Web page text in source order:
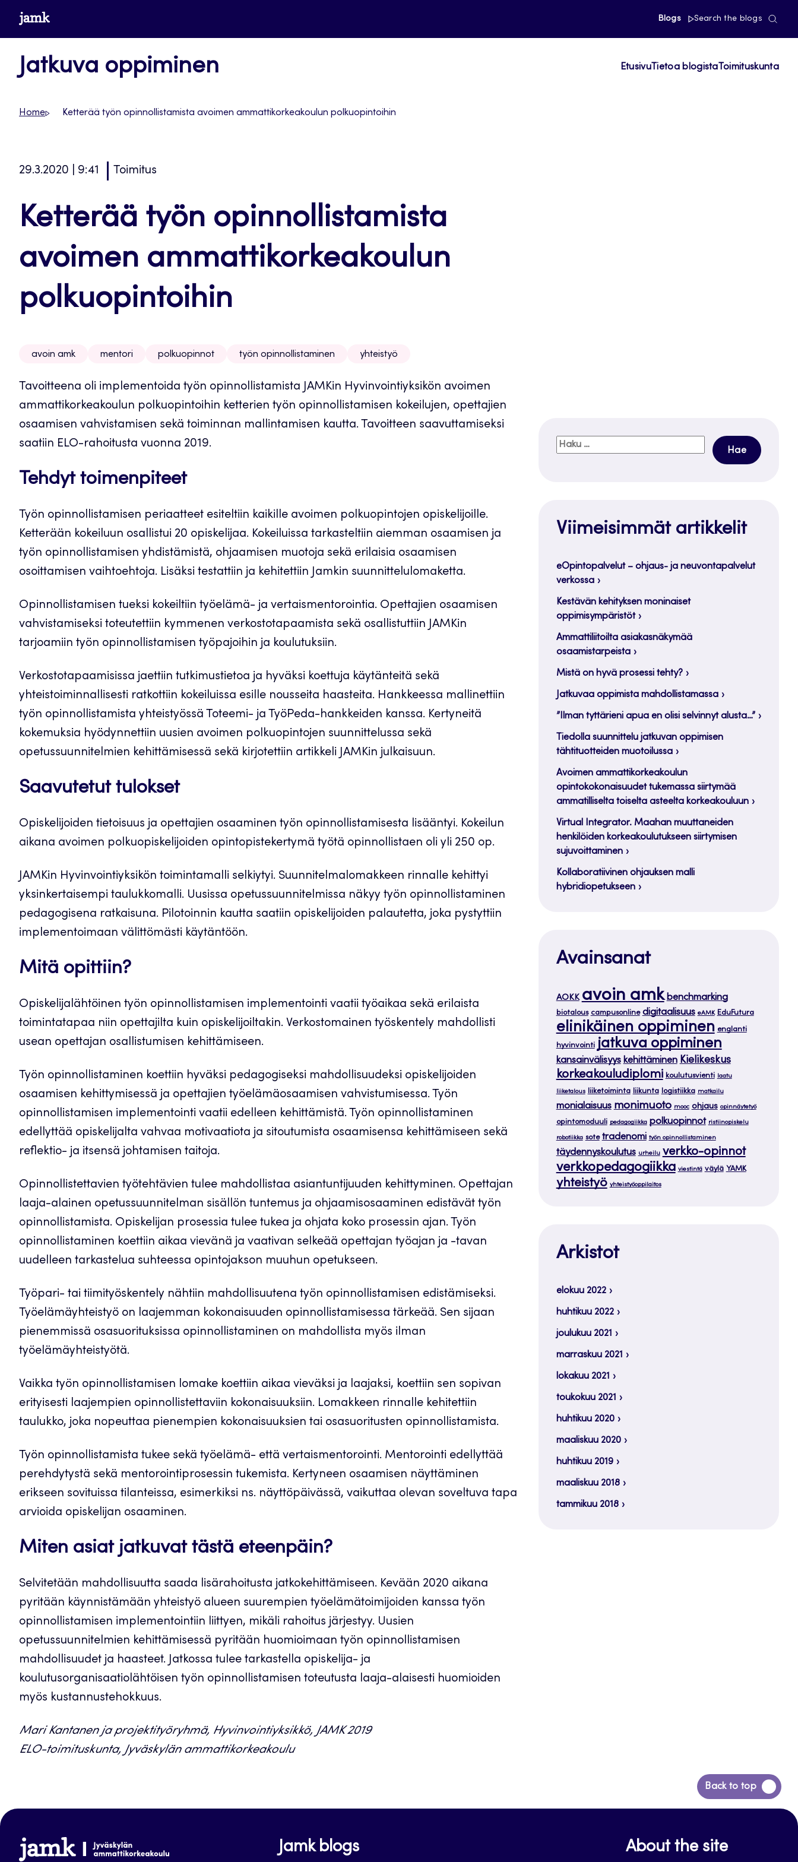
Siirrywww.jamk.fi Blogs Search the blogs
Jatkuva oppiminen Etusivu Tietoa blogista Toimituskunta
Home Ketterää työn opinnollistamista avoimen ammattikorkeakoulun polkuopintoihin
29.3.2020 | 9:41 Toimitus
Ketterää työn opinnollistamista
avoimen ammattikorkeakoulun
polkuopintoihin
avoin amk mentori polkuopinnot työn opinnollistaminen yhteistyö
Tavoitteena oli implementoida työn opinnollistamista JAMKin Hyvinvointiyksikön avoimen
ammattikorkeakoulun polkuopintoihin ketterien työn opinnollistamisen kokeilujen, opettajien
osaamisen vahvistamisen sekä toiminnan mallintamisen kautta. Tavoitteen saavuttamiseksi
saatiin ELO-rahoitusta vuonna 2019.
Tehdyt toimenpiteet
Työn opinnollistamisen periaatteet esiteltiin kaikille avoimen polkuopintojen opiskelijoille.
Ketterään kokeiluun osallistui 20 opiskelijaa. Kokeiluissa tarkasteltiin aiemman osaamisen ja
työn opinnollistamisen yhdistämistä, ohjaamisen muotoja sekä erilaisia osaamisen
osoittamisen vaihtoehtoja. Lisäksi testattiin ja kehitettiin Jamkin suunnittelulomaketta.
Opinnollistamisen tueksi kokeiltiin työelämä- ja vertaismentorointia. Opettajien osaamisen
vahvistamiseksi toteutettiin kymmenen verkostotapaamista sekä osallistuttiin JAMKin
tarjoamiin työn opinnollistamisen työpajoihin ja koulutuksiin.
Verkostotapaamisissa jaettiin tutkimustietoa ja hyväksi koettuja käytänteitä sekä
yhteistoiminnallisesti ratkottiin kokeiluissa esille nousseita haasteita. Hankkeessa mallinettiin
työn opinnollistamista yhteistyössä Toteemi- ja TyöPeda-hankkeiden kanssa. Kertyneitä
kokemuksia hyödynnettiin uusien avoimen polkuopintojen suunnittelussa sekä
opetussuunnitelmien kehittämisessä sekä kirjotettiin artikkeli JAMKin julkaisuun.
Saavutetut tulokset
Opiskelijoiden tietoisuus ja opettajien osaaminen työn opinnollistamisesta lisääntyi. Kokeilun
aikana avoimen polkuopiskelijoiden opintopistekertymä työtä opinnollistaen oli yli 250 op.
JAMKin Hyvinvointiyksikön toimintamalli selkiytyi. Suunnitelmalomakkeen rinnalle kehittyi
yksinkertaisempi taulukkomalli. Uusissa opetussuunnitelmissa näkyy työn opinnollistaminen
pedagogisena ratkaisuna. Pilotoinnin kautta saatiin opiskelijoiden palautetta, joka pystyttiin
implementoimaan välittömästi käytäntöön.
Mitä opittiin?
Opiskelijalähtöinen työn opinnollistamisen implementointi vaatii työaikaa sekä erilaista
toimintatapaa niin opettajilta kuin opiskelijoiltakin. Verkostomainen työskentely mahdollisti
usean opettajan osallistumisen kehittämiseen.
Työn opinnollistaminen koettiin hyväksi pedagogiseksi mahdollisuudeksi opiskelijoiden
osaamisen kehittymisessä ja opettajien työelämäosaamisen vahvistumisessa. Työn
opinnollistamisen implementointi vaatii edelleen kehittämistä. Työn opinnollistaminen
edellyttää opiskelijalta vahvaa motivaatiota ja sitoutumista osaamisensa kehittämiseen sekä
reflektio- ja itsensä johtamisen taitoja.
Opinnollistettavien työtehtävien tulee mahdollistaa asiantuntijuuden kehittyminen. Opettajan
laaja-alainen opetussuunnitelman sisällön tuntemus ja ohjaamisosaaminen edistävät työn
opinnollistamista. Opiskelijan prosessia tulee tukea ja ohjata koko prosessin ajan. Työn
opinnollistaminen koettiin aikaa vievänä ja vaativan selkeää opettajan työajan ja -tavan
uudelleen tarkastelua suhteessa opintojakson muuhun opetukseen.
Työpari- tai tiimityöskentely nähtiin mahdollisuutena työn opinnollistamisen edistämiseksi.
Työelämäyhteistyö on laajemman kokonaisuuden opinnollistamisessa tärkeää. Sen sijaan
pienemmissä osasuorituksissa opinnollistaminen on mahdollista myös ilman
työelämäyhteistyötä.
Vaikka työn opinnollistamisen lomake koettiin aikaa vieväksi ja laajaksi, koettiin sen sopivan
erityisesti laajempien opinnollistettaviin kokonaisuuksiin. Lomakkeen rinnalle kehitettiin
taulukko, joka nopeuttaa pienempien kokonaisuuksien tai osasuoritusten opinnollistamista.
Työn opinnollistamista tukee sekä työelämä- että vertaismentorointi. Mentorointi edellyttää
perehdytystä sekä mentorointiprosessin tukemista. Kertyneen osaamisen näyttäminen
erikseen sovituissa tilanteissa, esimerkiksi ns. näyttöpäivässä, vaikuttaa olevan soveltuva tapa
arvioida opiskelijan osaaminen.
Miten asiat jatkuvat tästä eteenpäin?
Selvitetään mahdollisuutta saada lisärahoitusta jatkokehittämiseen. Kevään 2020 aikana
pyritään käynnistämään yhteistyö alueen suurempien työelämätoimijoiden kanssa työn
opinnollistamisen implementointiin liittyen, mikäli rahoitus järjestyy. Uusien
opetussuunnitelmien kehittämisessä pyritään huomioimaan työn opinnollistamisen
mahdollisuudet ja haasteet. Jatkossa tulee tarkastella opiskelija- ja
koulutusorganisaatiolähtöisen työn opinnollistamisen toteutusta laaja-alaisesti huomioiden
myös kustannustehokkuus.
Mari Kantanen ja projektityöryhmä, Hyvinvointiyksikkö, JAMK 2019
ELO-toimituskunta, Jyväskylän ammattikorkeakoulu
Haku:
Viimeisimmät artikkelit
eOpintopalvelut – ohjaus- ja neuvontapalvelut
verkossa
Kestävän kehityksen moninaiset
oppimisympäristöt
Ammattiliitoilta asiakasnäkymää
osaamistarpeista
Mistä on hyvä prosessi tehty?
Jatkuvaa oppimista mahdollistamassa
”Ilman tyttärieni apua en olisi selvinnyt alusta…”
Tiedolla suunnittelu jatkuvan oppimisen
tähtituotteiden muotoilussa
Avoimen ammattikorkeakoulun
opintokokonaisuudet tukemassa siirtymää
ammatilliselta toiselta asteelta korkeakouluun
Virtual Integrator. Maahan muuttaneiden
henkilöiden korkeakoulutukseen siirtymisen
sujuvoittaminen
Kollaboratiivinen ohjauksen malli
hybridiopetukseen
Avainsanat
AOKK avoin amk benchmarking
biotalous campusonline digitaalisuus eAMK EduFutura
elinikäinen oppiminen englanti
hyvinvointi jatkuva oppiminen
kansainvälisyys kehittäminen Kielikeskus
korkeakouludiplomi koulutusvienti laatu
liiketalous liiketoiminta liikunta logistiikka matkailu
monialaisuus monimuoto mooc ohjaus opinnäytetyö
opintomoduuli pedagogiikka polkuopinnot ristiinopiskelu
robotiikka sote tradenomi työn opinnollistaminen
täydennyskoulutus urheilu verkko-opinnot
verkkopedagogiikka viestintä väylä YAMK
yhteistyö yhteistyöoppilaitos
Arkistot
elokuu 2022
huhtikuu 2022
joulukuu 2021
marraskuu 2021
lokakuu 2021
toukokuu 2021
huhtikuu 2020
maaliskuu 2020
huhtikuu 2019
maaliskuu 2018
tammikuu 2018
Back to top
Siirry
takaisin
www.jamk.fi Jamk blogs About the site